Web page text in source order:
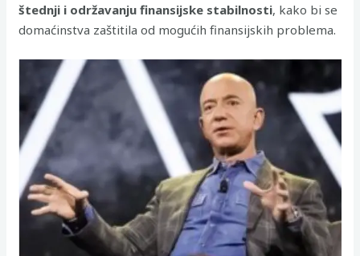
štednji i održavanju finansijske stabilnosti, kako bi se
domaćinstva zaštitila od mogućih finansijskih problema.